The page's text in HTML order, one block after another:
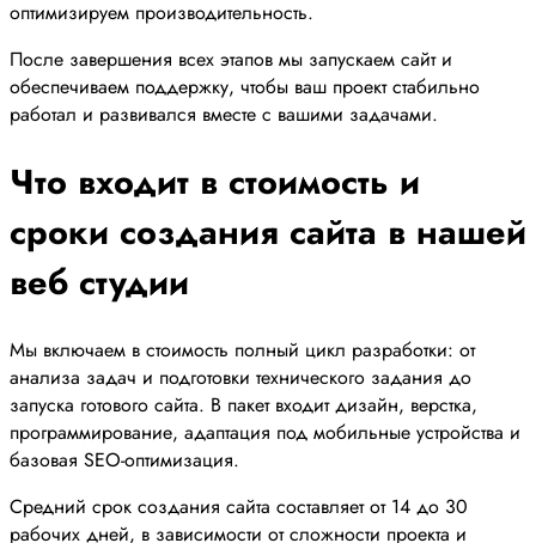
оптимизируем производительность.
После завершения всех этапов мы запускаем сайт и
обеспечиваем поддержку, чтобы ваш проект стабильно
работал и развивался вместе с вашими задачами.
Что входит в стоимость и
сроки создания сайта в нашей
веб студии
Мы включаем в стоимость полный цикл разработки: от
анализа задач и подготовки технического задания до
запуска готового сайта. В пакет входит дизайн, верстка,
программирование, адаптация под мобильные устройства и
базовая SEO-оптимизация.
Средний срок создания сайта составляет от 14 до 30
рабочих дней, в зависимости от сложности проекта и